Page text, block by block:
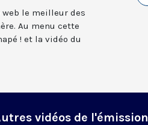
web le meilleur des
Au menu cette
! et la vidéo du
vidéos de l'émission